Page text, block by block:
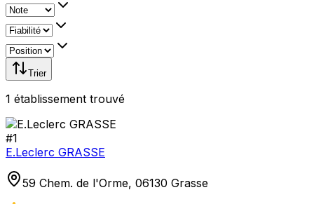
Trier
1 établissement trouvé
#1
E.Leclerc GRASSE
59 Chem. de l'Orme, 06130 Grasse